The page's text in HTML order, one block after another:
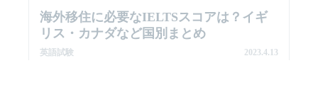
海外移住に必要なIELTSスコアは？イギ
リス・カナダなど国別まとめ
英語試験 2023.4.13